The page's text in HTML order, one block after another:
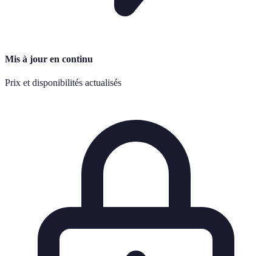
Mis à jour en continu
Prix et disponibilités actualisés